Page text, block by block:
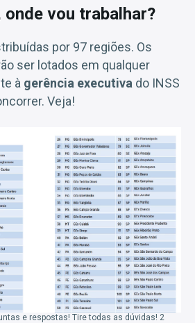
onde vou trabalhar?
por 97 regiões. Os
ser lotados em qualquer
à gerência executiva do INSS
Veja!
e respostas! Tire todas as dúvidas! 2